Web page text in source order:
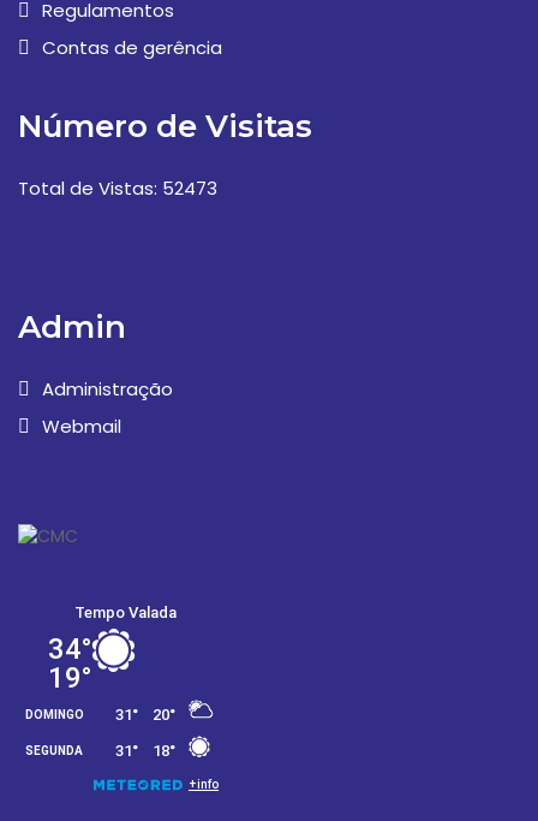
Regulamentos
Contas de gerência
Número de Visitas
Total de Vistas: 52473
Admin
Administração
Webmail